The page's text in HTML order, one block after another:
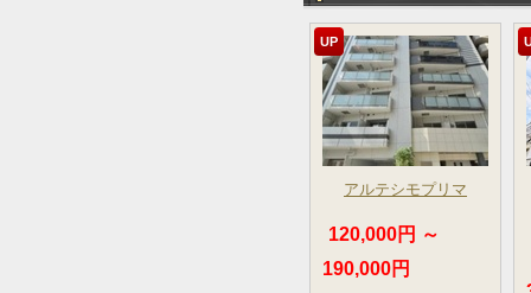
UP
アルテシモプリマ
120,000円 ～
190,000円